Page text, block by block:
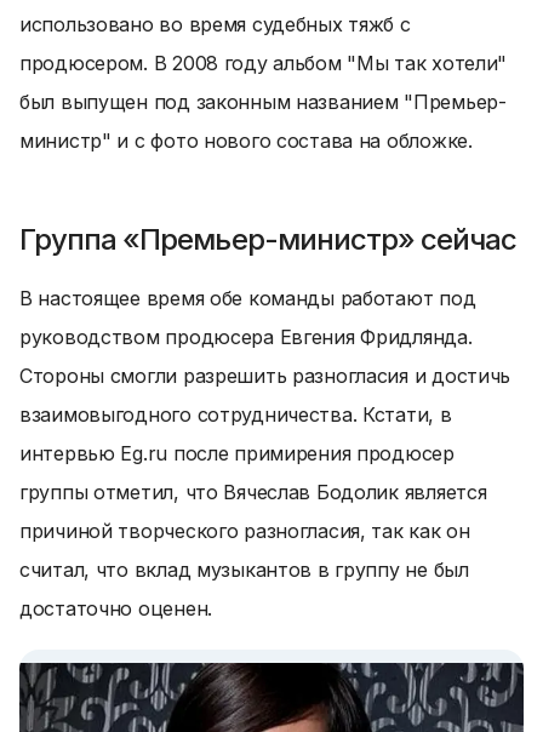
использовано во время судебных тяжб с
продюсером. В 2008 году альбом "Мы так хотели"
был выпущен под законным названием "Премьер-
министр" и с фото нового состава на обложке.
Группа «Премьер-министр» сейчас
В настоящее время обе команды работают под
руководством продюсера Евгения Фридлянда.
Стороны смогли разрешить разногласия и достичь
взаимовыгодного сотрудничества. Кстати, в
интервью Еg.ru после примирения продюсер
группы отметил, что Вячеслав Бодолик является
причиной творческого разногласия, так как он
считал, что вклад музыкантов в группу не был
достаточно оценен.